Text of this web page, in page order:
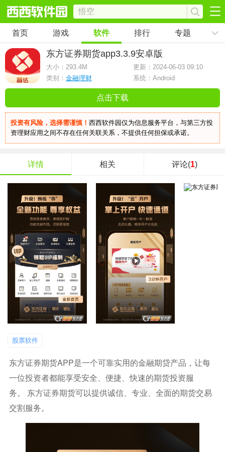
首页 游戏 软件 排行 专题
东方证券期货app3.3.9安卓版
大小： 293.4M
更新：2024-06-03 09:10
类别： 金融理财 系统：Android
点击下载
投资有风险，选择需谨慎！ 西西软件园仅为信息服务平台，与第三方投
资理财应用之间不存在任何关联关系，不提供任何担保或承诺。
详情 相关 评论(1)
股票软件
东方证券期货APP是一个可靠实用的金融期贷产品，让每
一位投资者都能享受安全、便捷、快速的期货投资服
务。 东方证券期货可以提供诚信、专业、全面的期货交易
交割服务。